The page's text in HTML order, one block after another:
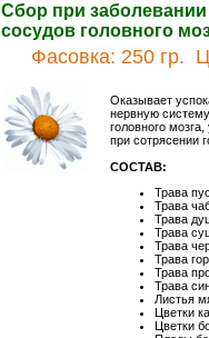
Сбор при
сосудов головного
Фасовка: 250 гр.
Оказывает
нервную
головного
при сотрясении
СОСТАВ:
Трава
Трава
Трава
Трава
Трава
Трава
Трава
Трава
Листья
Цветки
Цветки